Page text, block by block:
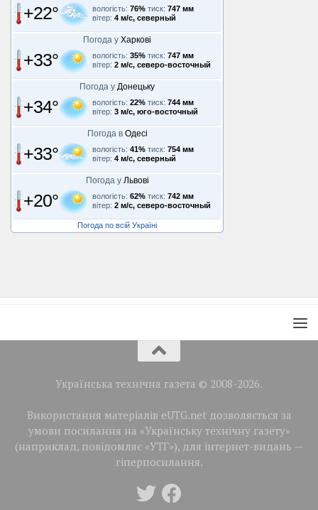
+22° вологість: 76% тиск: 747 мм
вітер: 4 м/с, северный
Погода у Харкові
+33° вологість: 35% тиск: 747 мм
вітер: 2 м/с, северо-восточный
Погода у Донецьку
+34° вологість: 22% тиск: 744 мм
вітер: 3 м/с, юго-восточный
Погода в Одесі
+33° вологість: 41% тиск: 754 мм
вітер: 4 м/с, северный
Погода у Львові
+20° вологість: 62% тиск: 742 мм
вітер: 2 м/с, северо-восточный
Погода по всій Україні
Українська технічна газета © 2008-2026.
Використання матеріалів eUTG.net дозволяється за
умови посилання на «Українську технічну газету»
(наприклад, повідомляє «УТГ»), для інтернет-видань —
гіперпосилання.